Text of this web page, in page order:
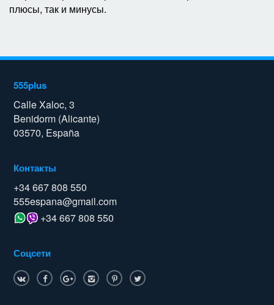
плюсы, так и минусы.
555plus
Calle Xaloc, 3
Benidorm (Alicante)
03570, España
Контакты
+34 667 808 550
555espana@gmail.com
+34 667 808 550
Соцсети